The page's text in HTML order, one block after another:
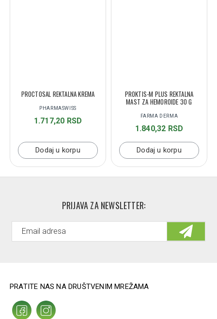
PHARMASWISS
PROCTOSAL REKTALNA KREMA
1.717,20 RSD
Dodaj u korpu
FARMA DERMA
PROKTIS-M PLUS REKTALNA
MAST ZA HEMOROIDE 30 G
1.840,32 RSD
Dodaj u korpu
PRIJAVA ZA NEWSLETTER:
PRATITE NAS NA DRUŠTVENIM MREŽAMA